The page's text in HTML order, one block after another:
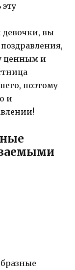
вы
ценным и
поэтому
и